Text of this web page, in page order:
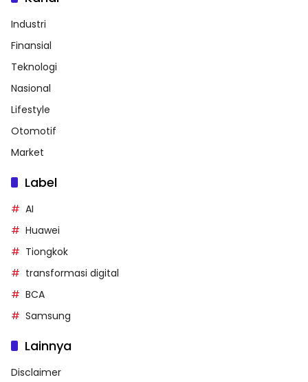
Industri
Finansial
Teknologi
Nasional
Lifestyle
Otomotif
Market
Label
AI
Huawei
Tiongkok
transformasi digital
BCA
Samsung
Lainnya
Disclaimer